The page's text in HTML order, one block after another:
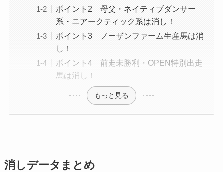
ポイント2 母父・ネイティブダンサー
系・ニアークティック系は消し！
ポイント3 ノーザンファーム生産馬は消
し！
ポイント4 前走未勝利・OPEN特別出走
馬は消し！
もっと見る
消しデータまとめ